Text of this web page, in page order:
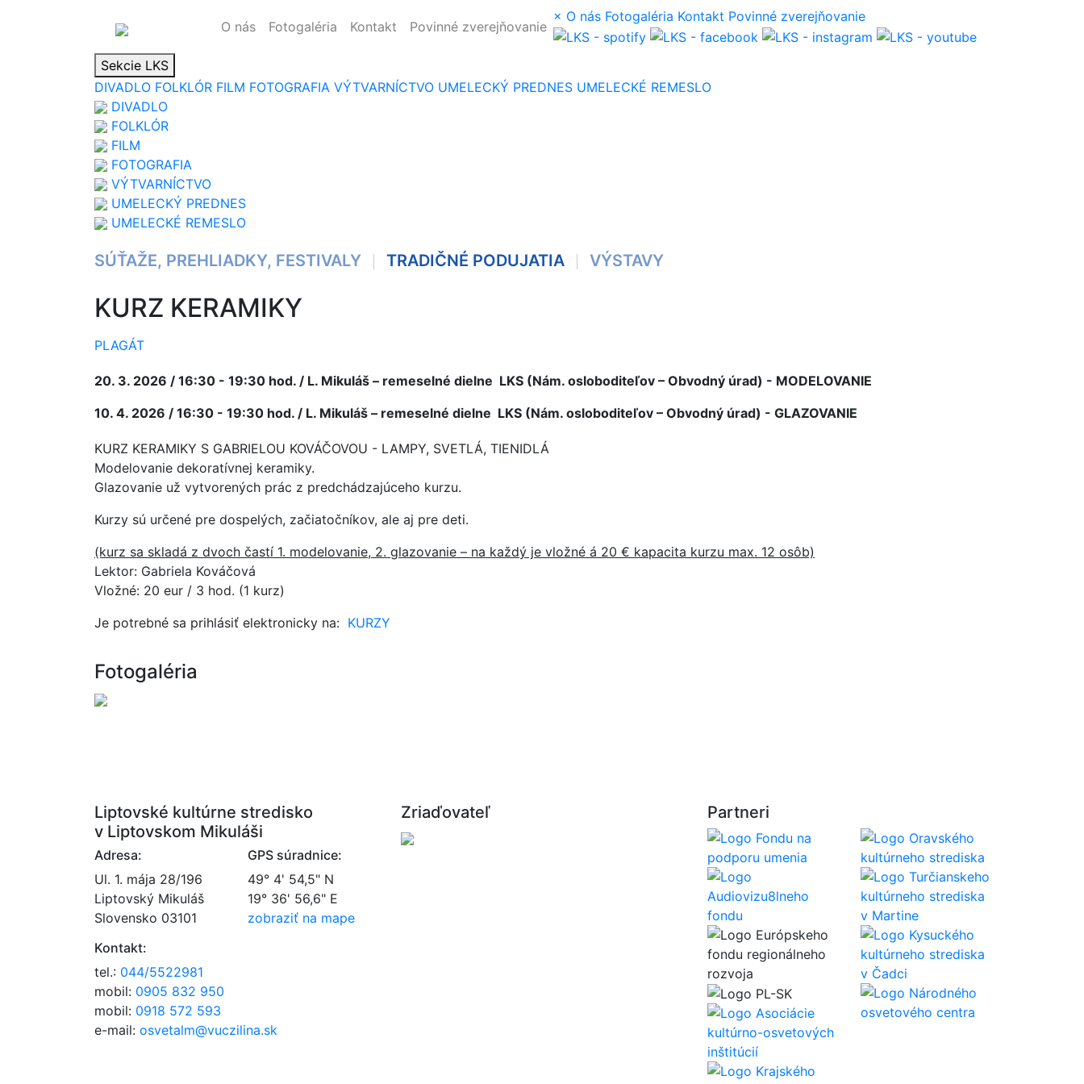
O nás Fotogaléria Kontakt Povinné zverejňovanie
× O nás Fotogaléria Kontakt Povinné zverejňovanie
Sekcie LKS
DIVADLO FOLKLÓR FILM FOTOGRAFIA VÝTVARNÍCTVO UMELECKÝ PREDNES UMELECKÉ REMESLO
DIVADLO
FOLKLÓR
FILM
FOTOGRAFIA
VÝTVARNÍCTVO
UMELECKÝ PREDNES
UMELECKÉ REMESLO
SÚŤAŽE, PREHLIADKY, FESTIVALY TRADIČNÉ PODUJATIA VÝSTAVY
KURZ KERAMIKY
PLAGÁT
20. 3. 2026 / 16:30 - 19:30 hod. / L. Mikuláš – remeselné dielne LKS (Nám. osloboditeľov – Obvodný úrad) - MODELOVANIE
10. 4. 2026 / 16:30 - 19:30 hod. / L. Mikuláš – remeselné dielne LKS (Nám. osloboditeľov – Obvodný úrad) - GLAZOVANIE
KURZ KERAMIKY S GABRIELOU KOVÁČOVOU - LAMPY, SVETLÁ, TIENIDLÁ
Modelovanie dekoratívnej keramiky.
Glazovanie už vytvorených prác z predchádzajúceho kurzu.
Kurzy sú určené pre dospelých, začiatočníkov, ale aj pre deti.
(kurz sa skladá z dvoch častí 1. modelovanie, 2. glazovanie – na každý je vložné á 20 € kapacita kurzu max. 12 osôb)
Lektor: Gabriela Kováčová
Vložné: 20 eur / 3 hod. (1 kurz)
Je potrebné sa prihlásiť elektronicky na: KURZY
Fotogaléria
Liptovské kultúrne stredisko
v Liptovskom Mikuláši
Adresa:
Ul. 1. mája 28/196
Liptovský Mikuláš
Slovensko 03101
GPS súradnice:
49° 4' 54,5" N
19° 36' 56,6" E
zobraziť na mape
Kontakt:
tel.: 044/5522981
mobil: 0905 832 950
mobil: 0918 572 593
e-mail: osvetalm@vuczilina.sk
Zriaďovateľ Partneri